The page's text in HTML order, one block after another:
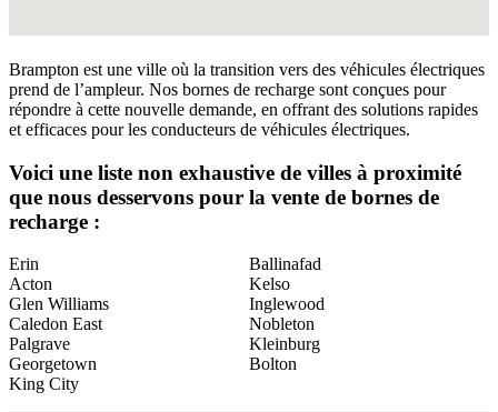
Brampton est une ville où la transition vers des véhicules électriques
prend de l’ampleur. Nos bornes de recharge sont conçues pour
répondre à cette nouvelle demande, en offrant des solutions rapides
et efficaces pour les conducteurs de véhicules électriques.
Voici une liste non exhaustive de villes à proximité
que nous desservons pour la vente de bornes de
recharge :
Erin
Ballinafad
Acton
Kelso
Glen Williams
Inglewood
Caledon East
Nobleton
Palgrave
Kleinburg
Georgetown
Bolton
King City